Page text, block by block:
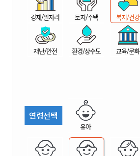
산
경제/일자리 토지/주택 복지/건강
재난/안전 환경/상수도 교육/문화
연령선택
유아